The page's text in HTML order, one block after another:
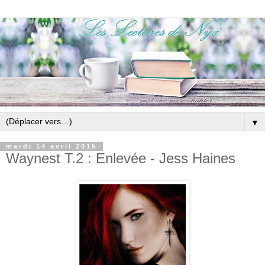
▼
mardi 14 avril 2015
Waynest T.2 : Enlevée - Jess Haines